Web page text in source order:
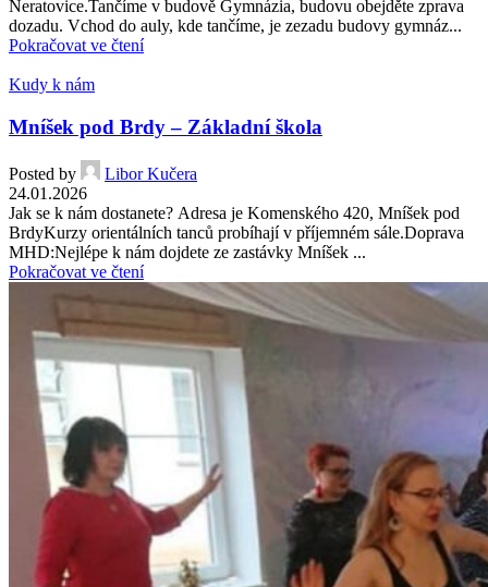
Neratovice.Tančíme v budově Gymnázia, budovu obejděte zprava
dozadu. Vchod do auly, kde tančíme, je zezadu budovy gymnáz...
Pokračovat ve čtení
Kudy k nám
Mníšek pod Brdy – Základní škola
Posted by
Libor Kučera
24.01.2026
Jak se k nám dostanete? Adresa je Komenského 420, Mníšek pod
BrdyKurzy orientálních tanců probíhají v příjemném sále.Doprava
MHD:Nejlépe k nám dojdete ze zastávky Mníšek ...
Pokračovat ve čtení